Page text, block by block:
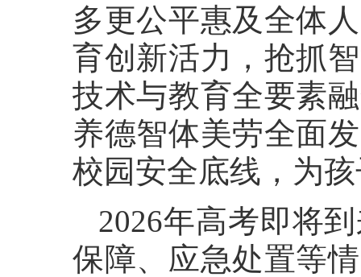
多更公平惠及全体
育创新活力，抢抓
技术与教育全要素
养德智体美劳全面
校园安全底线，为
2026年高考即将
保障、应急处置等